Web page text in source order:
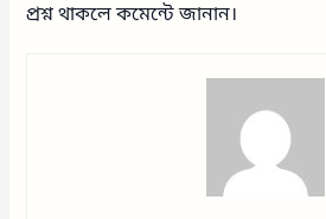
প্রশ্ন থাকলে কমেন্টে জানান।